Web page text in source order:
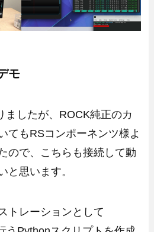
モ
ましたが、ROCK純正のカ
てもRSコンポーネンツ様よ
ので、こちらも接続して動
と思います。
トレーションとして